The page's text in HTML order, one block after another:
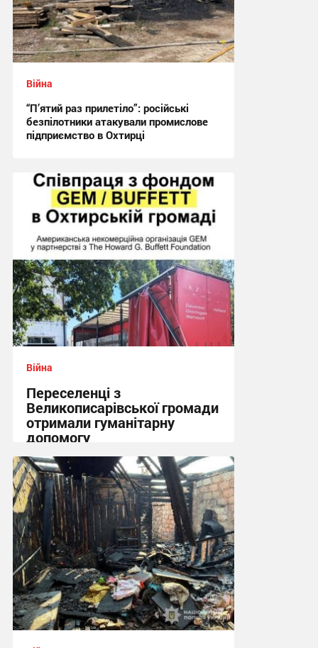
Війна
“П’ятий раз прилетіло”: російські
безпілотники атакували промислове
підприємство в Охтирці
21:29 сьогодні
Війна
Переселенці з
Великописарівської громади
отримали гуманітарну
допомогу
14:53 сьогодні